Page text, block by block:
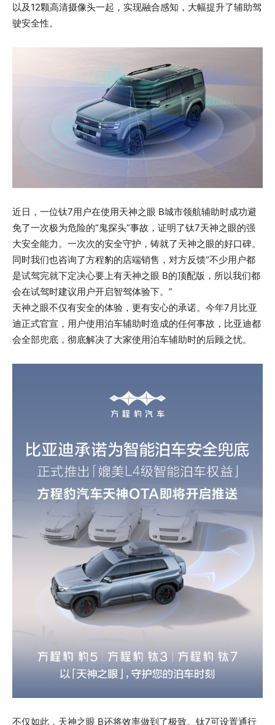
以及12颗高清摄像头一起，实现融合感知，大幅提升了辅助驾
驶安全性。
近日，一位钛7用户在使用天神之眼 B城市领航辅助时成功避
免了一次极为危险的“鬼探头”事故，证明了钛7天神之眼的强
大安全能力。一次次的安全守护，铸就了天神之眼的好口碑。
同时我们也咨询了方程豹的店端销售，对方反馈“不少用户都
是试驾完就下定决心要上有天神之眼 B的顶配版，所以我们都
会在试驾时建议用户开启智驾体验下。”
天神之眼不仅有安全的体验，更有安心的承诺。今年7月比亚
迪正式官宣，用户使用泊车辅助时造成的任何事故，比亚迪都
会全部兜底，彻底解决了大家使用泊车辅助时的后顾之忧。
不仅如此，天神之眼 B还将效率做到了极致。钛7可设置通行